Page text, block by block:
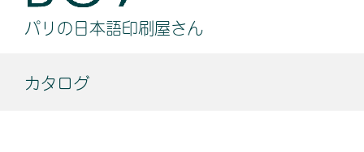
パリの日本語印刷屋さん
カタログ